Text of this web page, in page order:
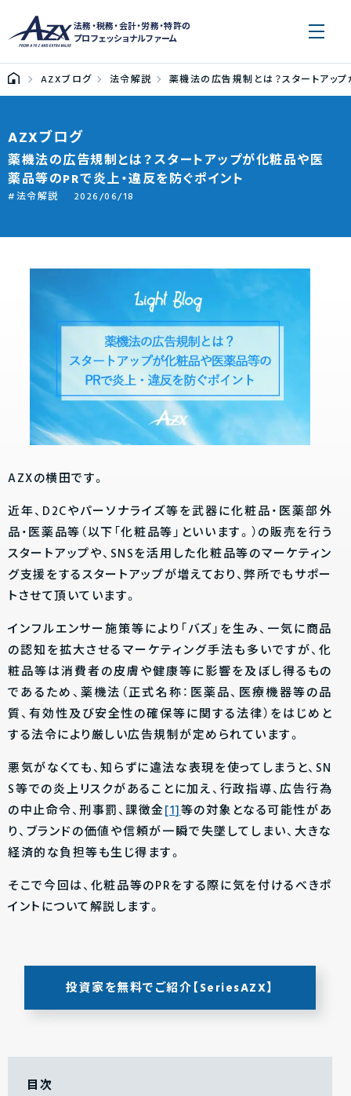
法務・税務・会計・労務・特許の
プロフェッショナルファーム
AZXブログ 法令解説 薬機法の広告規制とは？スタートアッ
AZXブログ
薬機法の広告規制とは？スタートアップが化粧品や医
薬品等のPRで炎上・違反を防ぐポイント
法令解説 2026/06/18
AZXの横田です。
近年、D2Cやパーソナライズ等を武器に化粧品・医薬部外
品・医薬品等（以下「化粧品等」といいます。）の販売を行う
スタートアップや、SNSを活用した化粧品等のマーケティン
グ支援をするスタートアップが増えており、弊所でもサポー
トさせて頂いています。
インフルエンサー施策等により「バズ」を生み、一気に商品
の認知を拡大させるマーケティング手法も多いですが、化
粧品等は消費者の皮膚や健康等に影響を及ぼし得るもの
であるため、薬機法（正式名称：医薬品、医療機器等の品
質、有効性及び安全性の確保等に関する法律）をはじめと
する法令により厳しい広告規制が定められています。
悪気がなくても、知らずに違法な表現を使ってしまうと、SN
S等での炎上リスクがあることに加え、行政指導、広告行為
の中止命令、刑事罰、課徴金[1]等の対象となる可能性があ
り、ブランドの価値や信頼が一瞬で失墜してしまい、大きな
経済的な負担等も生じ得ます。
そこで今回は、化粧品等のPRをする際に気を付けるべきポ
イントについて解説します。
投資家を無料でご紹介【SeriesAZX】
目次